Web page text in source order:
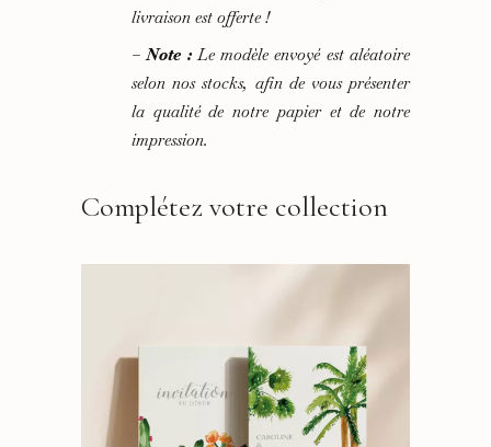
livraison est offerte !
–Note :Le modèle envoyé est aléatoire
selon nos stocks, afin de vous présenter
la qualité de notre papier et de notre
impression.
Complétez votre collection